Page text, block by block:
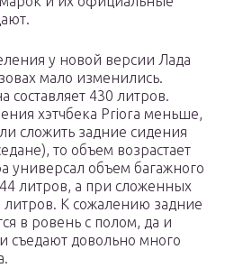
у новой версии Лада
мало изменились.
составляет 430 литров.
хэтчбека Priora меньше,
сложить задние сидения
то объем возрастает
универсал объем багажного
литров, а при сложенных
литров. К сожалению задние
в ровень с полом, да и
съедают довольно много